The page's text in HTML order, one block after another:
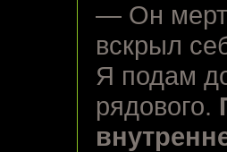
— Он
вскрыл
Я подам
рядового.